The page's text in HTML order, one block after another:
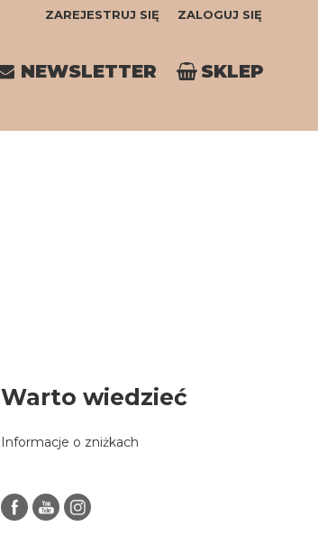
ZAREJESTRUJ SIĘ ZALOGUJ SIĘ
0,00
NEWSLETTER SKLEP
Warto wiedzieć
Informacje o zniżkach